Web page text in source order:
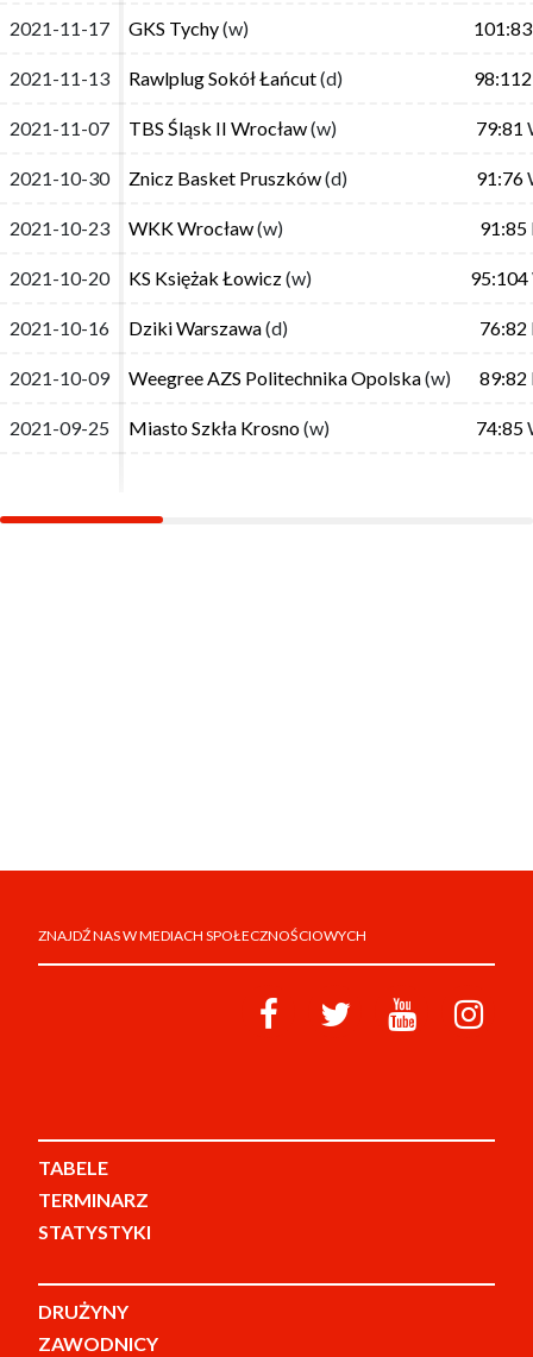
2021-11-17 GKS Tychy(w) 101:83
2021-11-13 Rawlplug Sokół Łańcut(d) 98:112
2021-11-07 TBS Śląsk II Wrocław(w) 79:81
2021-10-30 Znicz Basket Pruszków(d) 91:76
2021-10-23 WKK Wrocław(w) 91:85
2021-10-20 KS Księżak Łowicz(w) 95:104
2021-10-16 Dziki Warszawa(d) 76:82
2021-10-09 Weegree AZS Politechnika Opolska(w) 89:82
2021-09-25 Miasto Szkła Krosno(w) 74:85
2021-11-17 GKS Tychy(w) 101:83
2021-11-13 Rawlplug Sokół Łańcut(d) 98:112
2021-11-07 TBS Śląsk II Wrocław(w) 79:81
2021-10-30 Znicz Basket Pruszków(d) 91:76
2021-10-23 WKK Wrocław(w) 91:85
2021-10-20 KS Księżak Łowicz(w) 95:104
2021-10-16 Dziki Warszawa(d) 76:82
2021-10-09 Weegree AZS Politechnika Opolska(w) 89:82
2021-09-25 Miasto Szkła Krosno(w) 74:85
ZNAJDŹ NAS W MEDIACH SPOŁECZNOŚCIOWYCH
TABELE
TERMINARZ
STATYSTYKI
DRUŻYNY
ZAWODNICY